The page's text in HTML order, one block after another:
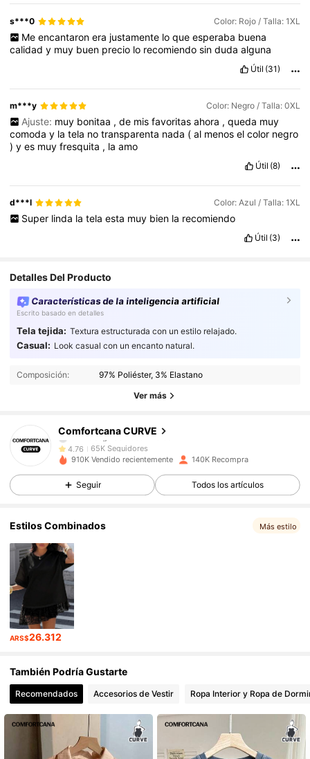
s***0 Color: Rojo / Talla: 1XL
Me encantaron era justamente lo que esperaba buena
calidady muy buen precio lo recomiendosindudaalguna
Útil (31)
m***y Color: Negro / Talla: 0XL
Ajuste: muy bonitaa , de mis favoritas ahora , queda muy
comoday latela notransparenta nada (al menoselcolor negro
)yes muyfresquita , laamo
Útil (8)
d***l Color: Azul / Talla: 1XL
Super linda la tela esta muy bien la recomiendo
Útil (3)
Detalles Del Producto
Características de la inteligencia artificial
Escrito basado en detalles
Tela tejida: Textura estructurada con un estilo relajado.
Casual: Look casual con un encanto natural.
Composición: 97% Poliéster, 3% Elastano
Ver más
Comfortcana CURVE
4,76 65K Seguidores
4,76 65K Seguidores
4,76 65K Seguidores
4,76 65K Seguidores
4,76
4,76
4,76
4,76
910K Vendido recientemente 140K Recompra
Seguir Todos los artículos
Estilos Combinados Más estilo
ARS$26.312
También Podría Gustarte
Recomendados Accesorios de Vestir Ropa Interior y Ropa de